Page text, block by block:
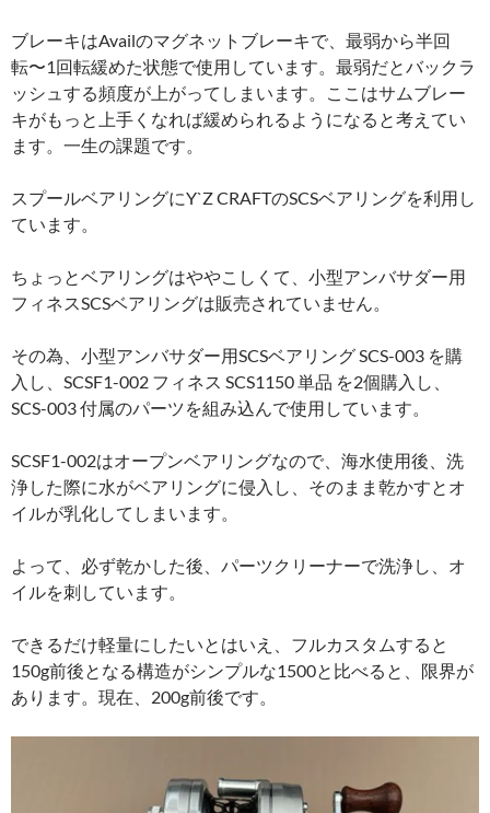
ブレーキはAvailのマグネットブレーキで、最弱から半回
転〜1回転緩めた状態で使用しています。最弱だとバックラ
ッシュする頻度が上がってしまいます。ここはサムブレー
キがもっと上手くなれば緩められるようになると考えてい
ます。一生の課題です。
スプールベアリングにY`Z CRAFTのSCSベアリングを利用し
ています。
ちょっとベアリングはややこしくて、小型アンバサダー用
フィネスSCSベアリングは販売されていません。
その為、小型アンバサダー用SCSベアリング SCS-003 を購
入し、SCSF1-002 フィネス SCS1150 単品 を2個購入し、
SCS-003 付属のパーツを組み込んで使用しています。
SCSF1-002はオープンベアリングなので、海水使用後、洗
浄した際に水がベアリングに侵入し、そのまま乾かすとオ
イルが乳化してしまいます。
よって、必ず乾かした後、パーツクリーナーで洗浄し、オ
イルを刺しています。
できるだけ軽量にしたいとはいえ、フルカスタムすると
150g前後となる構造がシンプルな1500と比べると、限界が
あります。現在、200g前後です。